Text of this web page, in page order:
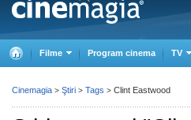
Filme Program cinema TV
Cinemagia > Ştiri > Tags > Clint Eastwood